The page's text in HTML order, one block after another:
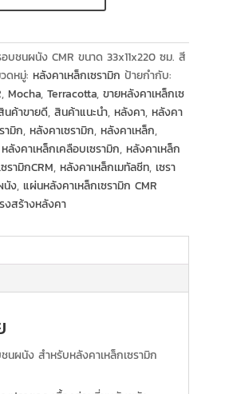
บชนผนัง CMR ขนาด 33x11x220 ซม. สี
ดหมู่: หลังคาเหล็กเซรามิก ป้ายกำกับ:
, Mocha, Terracotta, ขายหลังคาเหล็กเซ
นค้าขายดี, สินค้าแนะนำ, หลังคา, หลังคา
ามิก, หลังคาเซรามิก, หลังคาเหล็ก,
หลังคาเหล็กเคลือบเซรามิก, หลังคาเหล็ก
รามิกCRM, หลังคาเหล็กเมทัลชีท, เซรา
นัง, แผ่นหลังคาเหล็กเซรามิก CMR
งสร้างหลังคา
ผนัง สำหรับหลังคาเหล็กเซรามิก